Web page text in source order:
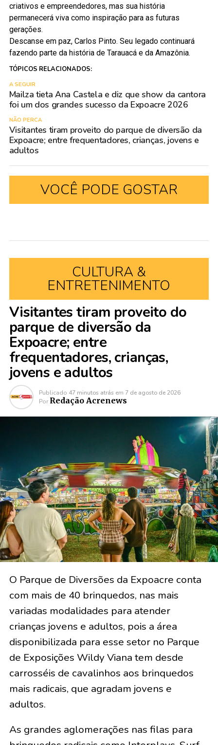
criativos e empreendedores, mas sua história
permanecerá viva como inspiração para as futuras
gerações.
Descanse em paz, Carlos Pinto. Seu legado continuará
fazendo parte da história de Tarauacá e da Amazônia.
TÓPICOS RELACIONADOS:
A SEGUIR
Mailza tieta Ana Castela e diz que show da cantora
foi um dos grandes sucesso da Expoacre 2026
NÃO PERCA
Visitantes tiram proveito do parque de diversão da
Expoacre; entre frequentadores, crianças, jovens e
adultos
VOCÊ PODE GOSTAR
CULTURA &
ENTRETENIMENTO
Visitantes tiram proveito do
parque de diversão da
Expoacre; entre
frequentadores, crianças,
jovens e adultos
Publicado 47 minutos atrás em 7 de agosto de 2026
Por Redação Acrenews
O Parque de Diversões da Expoacre conta
com mais de 40 brinquedos, nas mais
variadas modalidades para atender
crianças jovens e adultos, pois a área
disponibilizada para esse setor no Parque
de Exposições Wildy Viana tem desde
carrosséis de cavalinhos aos brinquedos
mais radicais, que agradam jovens e
adultos.
As grandes aglomerações nas filas para